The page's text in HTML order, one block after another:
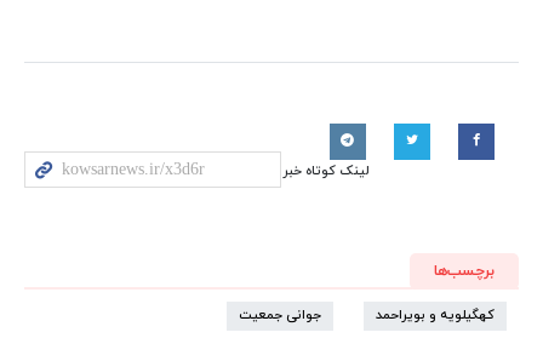
لینک کوتاه خبر
برچسب‌ها
کهگیلویه و بویراحمد جوانی جمعیت